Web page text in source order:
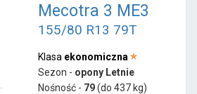
Mecotra 3 ME3
155/80 R13 79T
Klasa ekonomiczna
Sezon - opony Letnie
Nośność - 79(do 437 kg)